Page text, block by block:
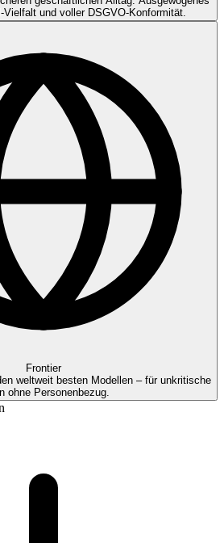
und voller DSGVO-Konformität.
Frontier
weltweit besten Modellen – für unkritische
ohne Personenbezug.